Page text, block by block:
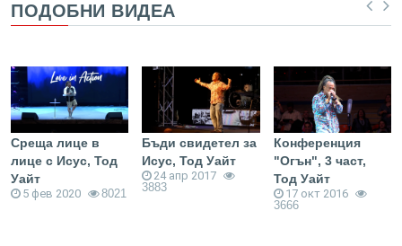
ПОДОБНИ ВИДЕА
Среща лице в
лице с Исус, Тод
Уайт
5 фев 2020 8021
Бъди свидетел за
Исус, Тод Уайт
24 апр 2017
3883
Конференция
"Огън", 3 част,
Тод Уайт
17 окт 2016
3666